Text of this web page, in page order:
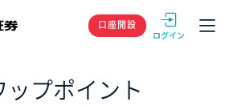
GMOクリック
口座開設
ップポイント